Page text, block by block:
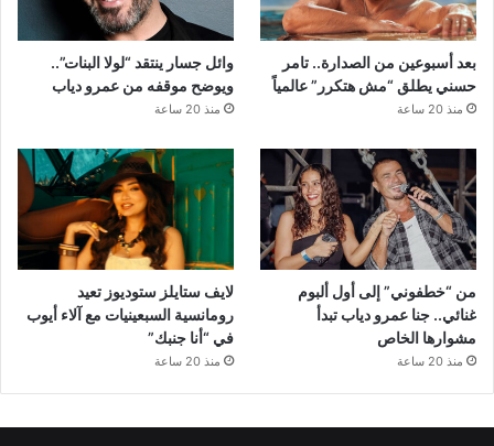
بعد أسبوعين من الصدارة.. تامر
حسني يطلق “مش هتكرر” عالمياً
منذ 20 ساعة
وائل جسار ينتقد “لولا البنات”..
ويوضح موقفه من عمرو دياب
منذ 20 ساعة
من “خطفوني” إلى أول ألبوم
غنائي.. جنا عمرو دياب تبدأ
مشوارها الخاص
منذ 20 ساعة
لايف ستايلز ستوديوز تعيد
رومانسية السبعينيات مع آلاء أيوب
في “أنا جنبك”
منذ 20 ساعة